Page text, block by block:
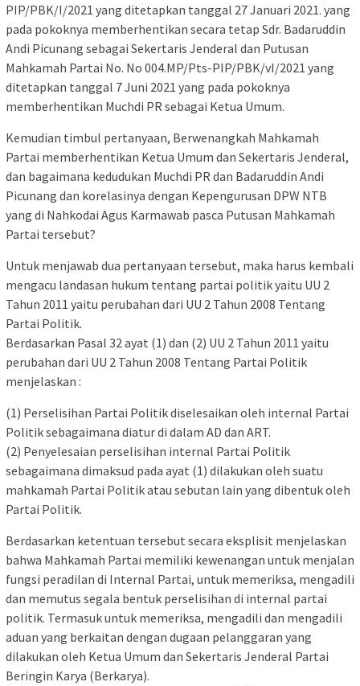
PIP/PBK/I/2021 yang ditetapkan tanggal 27 Januari 2021. yang
pada pokoknya memberhentikan secara tetap Sdr. Badaruddin
Andi Picunang sebagai Sekertaris Jenderal dan Putusan
Mahkamah Partai No. No 004.MP/Pts-PIP/PBK/vI/2021 yang
ditetapkan tanggal 7 Juni 2021 yang pada pokoknya
memberhentikan Muchdi PR sebagai Ketua Umum.
Kemudian timbul pertanyaan, Berwenangkah Mahkamah
Partai memberhentikan Ketua Umum dan Sekertaris Jenderal,
dan bagaimana kedudukan Muchdi PR dan Badaruddin Andi
Picunang dan korelasinya dengan Kepengurusan DPW NTB
yang di Nahkodai Agus Karmawab pasca Putusan Mahkamah
Partai tersebut?
Untuk menjawab dua pertanyaan tersebut, maka harus kembali
mengacu landasan hukum tentang partai politik yaitu UU 2
Tahun 2011 yaitu perubahan dari UU 2 Tahun 2008 Tentang
Partai Politik.
Berdasarkan Pasal 32 ayat (1) dan (2) UU 2 Tahun 2011 yaitu
perubahan dari UU 2 Tahun 2008 Tentang Partai Politik
menjelaskan :
(1) Perselisihan Partai Politik diselesaikan oleh internal Partai
Politik sebagaimana diatur di dalam AD dan ART.
(2) Penyelesaian perselisihan internal Partai Politik
sebagaimana dimaksud pada ayat (1) dilakukan oleh suatu
mahkamah Partai Politik atau sebutan lain yang dibentuk oleh
Partai Politik.
Berdasarkan ketentuan tersebut secara eksplisit menjelaskan
bahwa Mahkamah Partai memiliki kewenangan untuk menjalan
fungsi peradilan di Internal Partai, untuk memeriksa, mengadili
dan memutus segala bentuk perselisihan di internal partai
politik. Termasuk untuk memeriksa, mengadili dan mengadili
aduan yang berkaitan dengan dugaan pelanggaran yang
dilakukan oleh Ketua Umum dan Sekertaris Jenderal Partai
Beringin Karya (Berkarya).